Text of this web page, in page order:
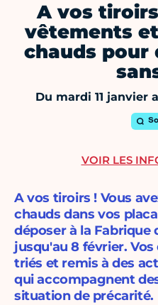
A vos
vêtements
chauds pour
Du mardi 11 janvier
A vos tiroirs ! Vous
chauds dans vos
déposer à la Fabrique
jusqu'au 8 février.
triés et remis à des
qui accompagnent
situation de précarité.
VOIR LES